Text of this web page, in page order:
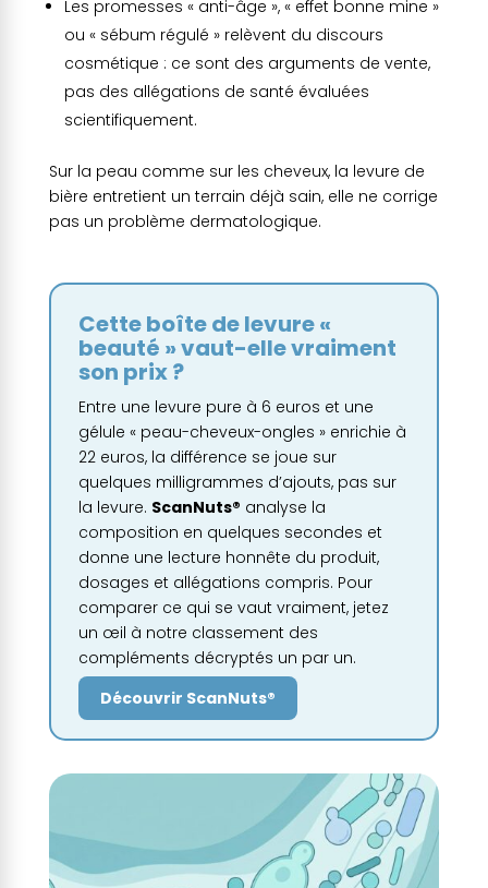
Les promesses « anti-âge », « effet bonne mine »
ou « sébum régulé » relèvent du discours
cosmétique : ce sont des arguments de vente,
pas des allégations de santé évaluées
scientifiquement.
Sur la peau comme sur les cheveux, la levure de
bière entretient un terrain déjà sain, elle ne corrige
pas un problème dermatologique.
Cette boîte de levure «
beauté » vaut-elle vraiment
son prix ?
Entre une levure pure à 6 euros et une
gélule « peau-cheveux-ongles » enrichie à
22 euros, la différence se joue sur
quelques milligrammes d’ajouts, pas sur
la levure. ScanNuts® analyse la
composition en quelques secondes et
donne une lecture honnête du produit,
dosages et allégations compris. Pour
comparer ce qui se vaut vraiment, jetez
un œil à notre classement des
compléments décryptés un par un.
Découvrir ScanNuts®